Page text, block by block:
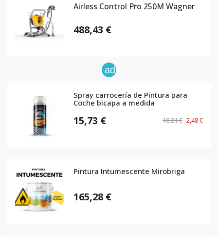
Airless Control Pro 250M Wagner
488,43 €
add
Spray carrocería de Pintura para
Coche bicapa a medida
15,73 € 18,21 € 2,48 €
Pintura Intumescente Mirobriga
165,28 €